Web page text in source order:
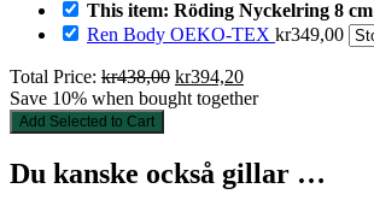
This item: Röding Nyckelring 8 cm
Ren Body OEKO-TEX kr349,00
Total Price: kr438,00 Det
ursprungliga
kr438,00.
kr394,20Det
nuvarande
kr394,20.
Save 10% when bought together
Add Selected to Cart
Du kanske också gillar …